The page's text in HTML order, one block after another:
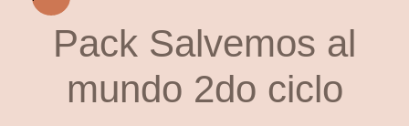
Pack Salvemos al
mundo 2do ciclo